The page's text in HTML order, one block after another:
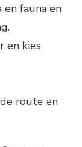
fauna en
en kies
route en